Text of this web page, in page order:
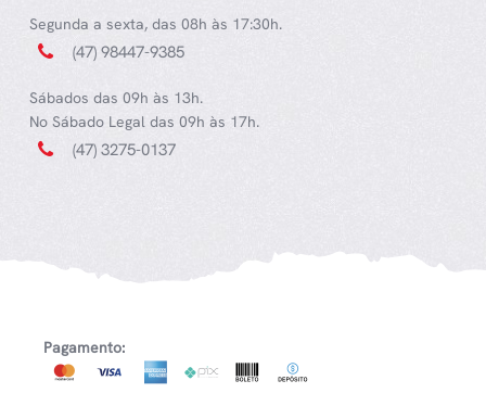
Segunda a sexta, das 08h às 17:30h.
(47) 98447-9385
Sábados das 09h às 13h.
No Sábado Legal das 09h às 17h.
(47) 3275-0137
Pagamento: